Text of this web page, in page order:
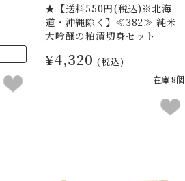
★【送料550円(税込)※北海
道・沖縄除く】≪382≫ 純米
大吟醸の粕漬切身セット
¥4,320 (税込)
在庫 8個